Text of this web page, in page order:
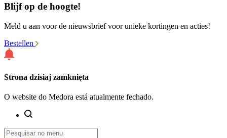
Blijf op de hoogte!
Meld u aan voor de nieuwsbrief voor unieke kortingen en acties!
Bestellen
Strona dzisiaj zamknięta
O website do Medora está atualmente fechado.